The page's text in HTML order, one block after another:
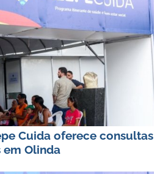
Cuida oferece consultas
em Olinda